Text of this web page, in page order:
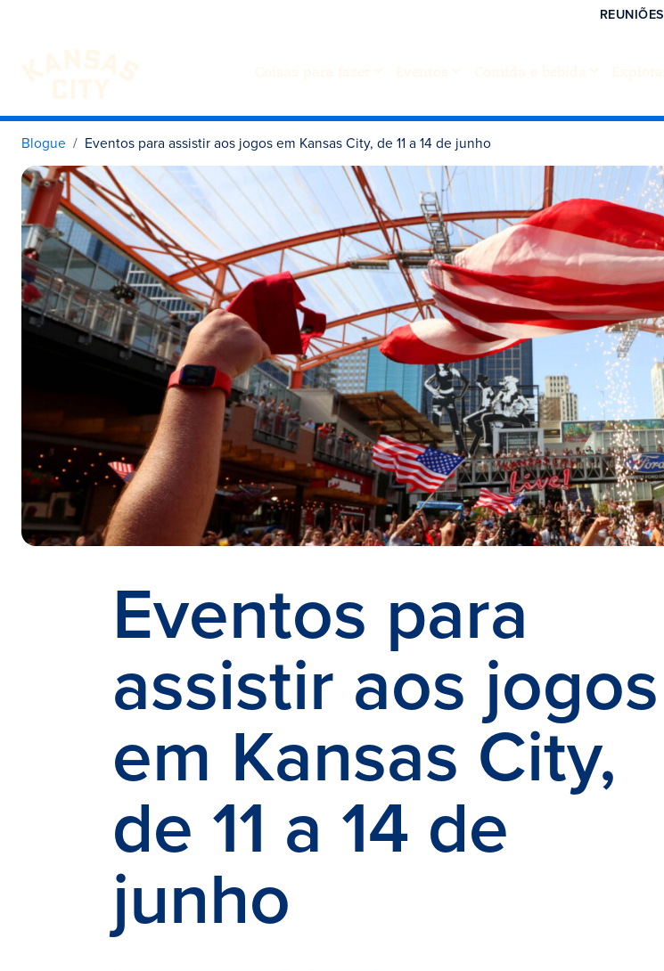
Visite o KC
REUNIÕES
Blogue Eventos para assistir aos jogos em Kansas City, de 11 a 14 de junho
Eventos para
assistir aos jogos
em Kansas City,
de 11 a 14 de
junho